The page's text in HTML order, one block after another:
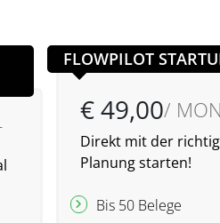
FLOWPILOT
€ 49,00/
Direkt mit der
Planung starten!
Bis 50 Belege